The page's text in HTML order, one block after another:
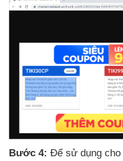
Bước 4: Để sử dụng cho